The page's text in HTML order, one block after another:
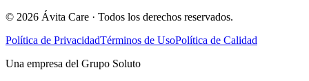
© 2026 Ávita Care · Todos los derechos reservados.
Política de PrivacidadTérminos de UsoPolítica de Calidad
Una empresa del Grupo Soluto